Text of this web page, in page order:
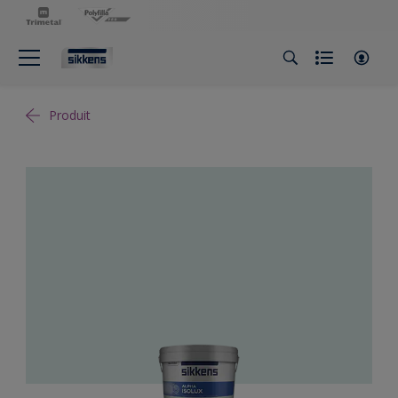
Produit